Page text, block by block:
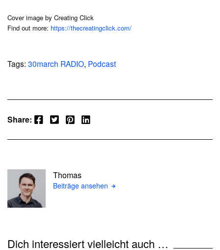
Cover image by Creating Click
Find out more: https://thecreatingclick.com/
Tags: 30march RADIO, Podcast
Share: Facebook Twitter Pinterest LinkedIn
Thomas
Beiträge ansehen
Dich interessiert vielleicht auch …